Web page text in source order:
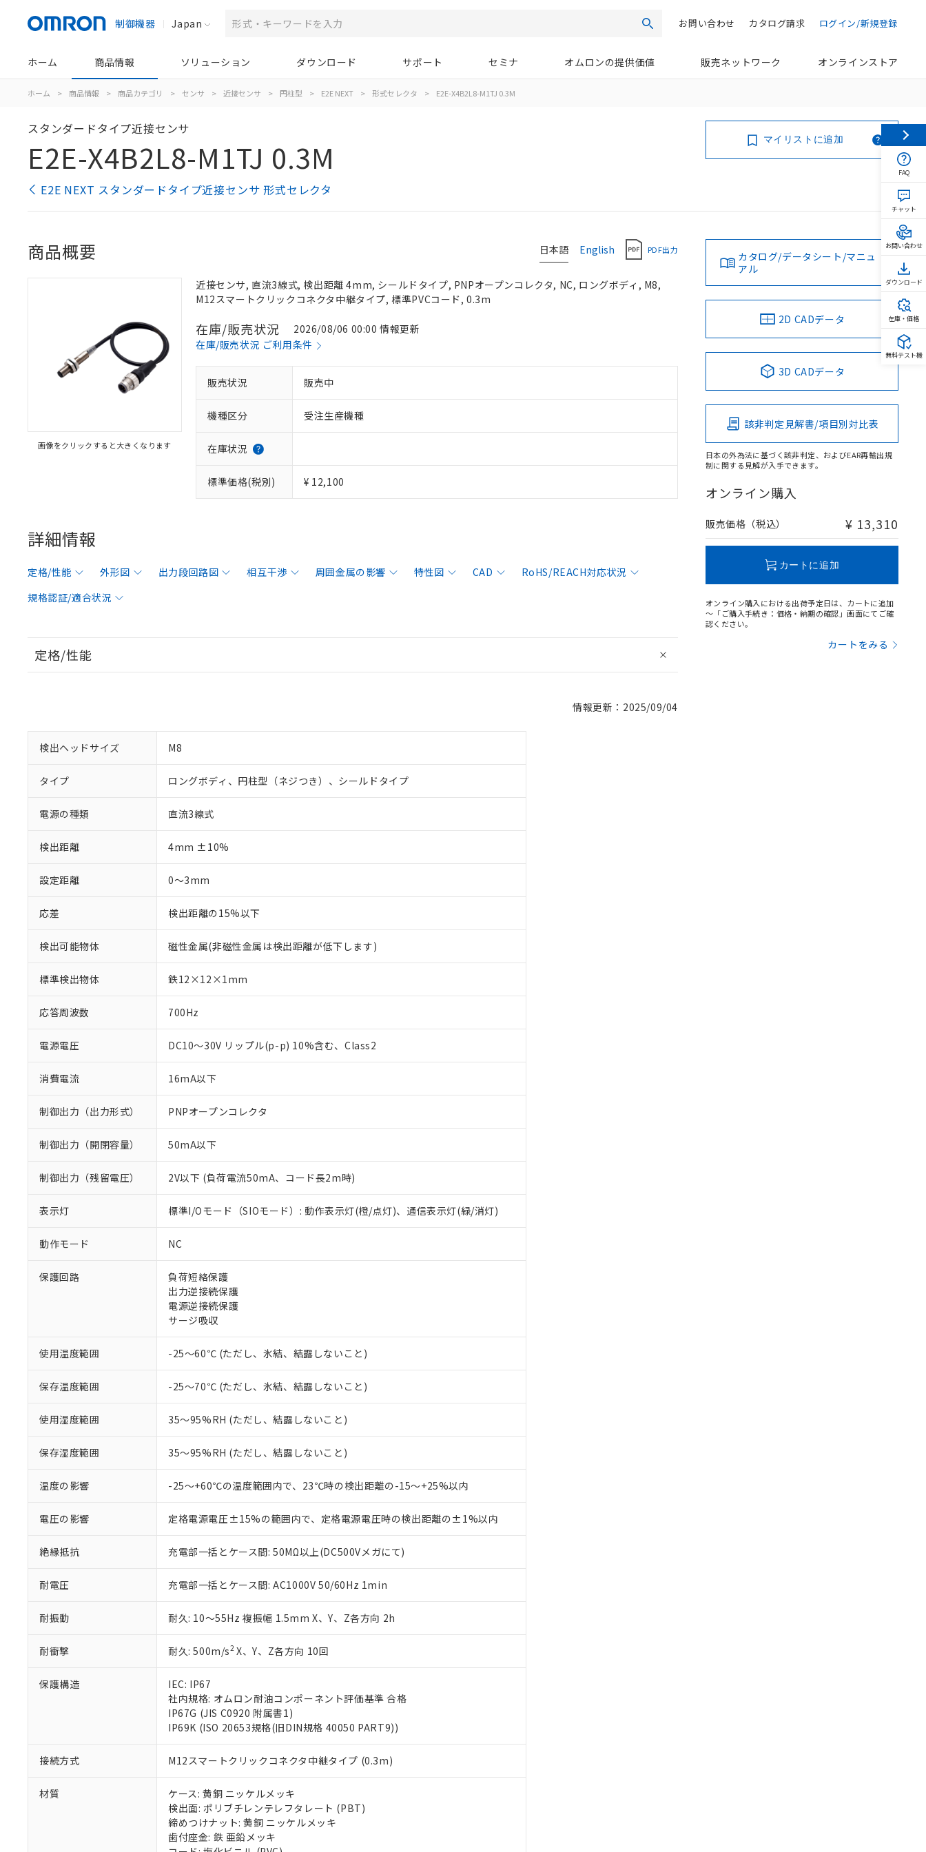
制御機器 Japan 検索 ログイン/新規登録
カタログ請求
お問い合わせ
ホーム 商品情報 ソリューション ダウンロード サポート セミナ オムロンの提供価値 販売ネットワーク オンラインストア
ホーム > 商品情報 > 商品カテゴリ > センサ > 近接センサ > 円柱型 > E2E NEXT > 形式セレクタ > E2E-X4B2L8-M1TJ 0.3M
スタンダードタイプ近接センサ
E2E-X4B2L8-M1TJ 0.3M
E2E NEXT スタンダードタイプ近接センサ 形式セレクタ
マイリストに追加
日本語 English PDF出力
商品概要
画像をクリックすると大きくなります
近接センサ, 直流3線式, 検出距離 4mm, シールドタイプ, PNPオープンコレクタ, NC, ロングボディ, M8,
M12スマートクリックコネクタ中継タイプ, 標準PVCコード, 0.3m
在庫/販売状況
2026/08/06 00:00 情報更新
在庫/販売状況 ご利用条件
販売状況 販売中
機種区分 受注生産機種
在庫状況
標準価格(税別) ¥ 12,100
詳細情報
定格/性能 外形図 出力段回路図 相互干渉 周囲金属の影響 特性図 CAD
RoHS/REACH対応状況
規格認証/適合状況
定格/性能
情報更新：2025/09/04
検出ヘッドサイズ M8
タイプ ロングボディ、円柱型（ネジつき）、シールドタイプ
電源の種類 直流3線式
検出距離 4mm ±10%
設定距離 0～3mm
応差 検出距離の15%以下
検出可能物体 磁性金属(非磁性金属は検出距離が低下します)
標準検出物体 鉄12×12×1mm
応答周波数 700Hz
電源電圧 DC10～30V リップル(p-p) 10%含む、Class2
消費電流 16mA以下
制御出力（出力形式） PNPオープンコレクタ
制御出力（開閉容量） 50mA以下
制御出力（残留電圧） 2V以下 (負荷電流50mA、コード長2m時)
表示灯 標準I/Oモード（SIOモード）: 動作表示灯(橙/点灯)、通信表示灯(緑/消灯)
動作モード NC
保護回路
負荷短絡保護
出力逆接続保護
電源逆接続保護
サージ吸収
使用温度範囲 -25～60℃ (ただし、氷結、結露しないこと)
保存温度範囲 -25～70℃ (ただし、氷結、結露しないこと)
使用湿度範囲 35～95%RH (ただし、結露しないこと)
保存湿度範囲 35～95%RH (ただし、結露しないこと)
温度の影響 -25～+60℃の温度範囲内で、23℃時の検出距離の-15～+25%以内
電圧の影響 定格電源電圧±15%の範囲内で、定格電源電圧時の検出距離の±1%以内
絶縁抵抗 充電部一括とケース間: 50MΩ以上(DC500Vメガにて)
耐電圧 充電部一括とケース間: AC1000V 50/60Hz 1min
耐振動 耐久: 10～55Hz 複振幅 1.5mm X、Y、Z各方向 2h
耐衝撃 耐久: 500m/s2X、Y、Z各方向 10回
保護構造
IEC: IP67
社内規格: オムロン耐油コンポーネント評価基準 合格
IP67G (JIS C0920 附属書1)
IP69K (ISO 20653規格(旧DIN規格 40050 PART9))
接続方式 M12スマートクリックコネクタ中継タイプ (0.3m)
材質
ケース: 黄銅 ニッケルメッキ
検出面: ポリブチレンテレフタレート (PBT)
締めつけナット: 黄銅 ニッケルメッキ
歯付座金: 鉄 亜鉛メッキ
カタログ/データシート/マニュ
アル
2D CADデータ
3D CADデータ
該非判定見解書/項目別対比表
日本の外為法に基づく該非判定、およびEAR再輸出規
制に関する見解が入手できます。
オンライン購入
販売価格（税込） ¥ 13,310
カートに追加
オンライン購入における出荷予定日は、カートに追加
～「ご購入手続き：価格・納期の確認」画面にてご確
認ください。
カートをみる
以下の条件をお読みいただき、同意のうえご利用ください。
当社制御機器事業取扱商品の中には、本サービスの対象外となる商品もあることをご了承ください。
在庫状況および標準価格照会結果は、記載している更新日時点での社内データに基づき作成されるも
のであり、閲覧された時点での実際の在庫および標準価格とは異なる場合があることをご了承くださ
正式な納期状況および標準価格はお客様のお取引先、またはお客様担当のオムロン制御機器販売店・
当社販売員にご相談ください。
オムロン制御機器販売店や当社販売拠点は「
在庫状況および標準価格結果を当社の事前の承諾なく第三者に漏洩または開示しないようお願いしま
す。
ている必要があります。
お客様が当ウェブサイト上で当社にご登録された部品リストについて、当社および当社の共同利用者
さい。
※当社の共同利用者とは、"個人情報の共同利用に関して"
の「1.共同利用者の範囲」に記載されて
いる法人を指します。
※1 対応状況
対応予定：EU RoHS指令（10物質）の非含有に対応した製品に切り替える予定のある商品です。
対応予定なし：EU RoHS指令（10物質）の非含有に非対応の商品で、対応品を出す予定はありません。
仕入先様の事情により、非含有部品としていたものが、含有品と判明した場合などやむを得ず変更すること
があります。
*EU RoHS指令（10物質）：
フタル酸ビス(2-エチルヘキシル) (DEHP)(別名：DOP) 1000ppm以下、フタル酸ブチルベンジル（BBP） 1000ppm以下、フタル酸ジブチ
ル（DBP） 1000ppm以下、フタル酸ジイソブチル (DIBP) 1000ppm以下
但し、RoHS指令で産業用監視および制御機器に対する適用除外項目は除く。
フタル酸エステル類の４物質については閾値を超える意図的な使用がないことを確認しています。
※2 対応予定月
部品在庫の切り替え状況などにより、予定月が前後することがあります。
下記の非含有証明書をダウンロードすることができます。
EU RoHS指令（10物質）の非含有証明書
51物質の非含有証明書（当社基準）
※本証明書は発行日時点で非含有を証明するもので、過去に遡って非含有を証明するものではありません。
混在することから備考欄に対応日を記載しておりました。
既に当社にて対応品への在庫切替を完了していることから、特段のことがない限り、2022年1月12日よ
※1 中国RoHS○×表
「○」：最大均質材料含有率が中国RoHSの基準値以下であることを示します。
「×」：最大均質材料含有率が中国RoHSの基準値を超えていることを示します。
Pb(鉛) :1000ppm、 Hg(水銀) : 1000ppm、 Cd(カドミウム) : 100ppm、
DEHP(フタル酸ビス(2-エチルヘキシル)) : 1000ppm
※2 環境保護使用期限
「ｅ」：有害物質（10物質）のすべてが基準値以下であることを示します。
「10」：通常の使用状況下において有害物質が外部に漏えいし、環境に深刻な影響を及ぼさない年数を意
味します。
などの必要な手続きをとります。
当社は規制貨物を破棄する場合は、完全に破砕するなど、違法に輸出されないよう必要な手段を講じ
当社は貴社製品を、核兵器、ミサイル、化学兵器、生物兵器またはその他武器並びにこれらの製造装
置等に一切使用いたしません。
また当社は、販売先および販売に係わる関係者が違法に輸出するおそれがある場合は、取り引きをい
たしません。
号
○ 一定数以上の在庫あり
△ 一定数には満たないが在庫あり
－
在庫なし(最新の在庫状況については、お客様のお取引先、またはお客様担当のオムロン制御
機器販売店・当社販売員にご確認ください)
空
白
受注生産機種、また在庫状況の情報を公開していない機種
FAQ
チャット
お問い合わせ
ダウンロード
在庫・価格
無料テスト機